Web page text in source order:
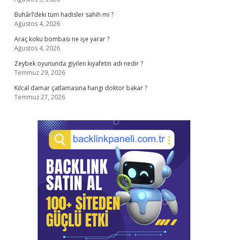
Buhârî’deki tüm hadisler sahih mi ?
Ağustos 4, 2026
Araç koku bombası ne işe yarar ?
Ağustos 4, 2026
Zeybek oyununda giyilen kıyafetin adı nedir ?
Temmuz 29, 2026
Kılcal damar çatlamasına hangi doktor bakar ?
Temmuz 27, 2026